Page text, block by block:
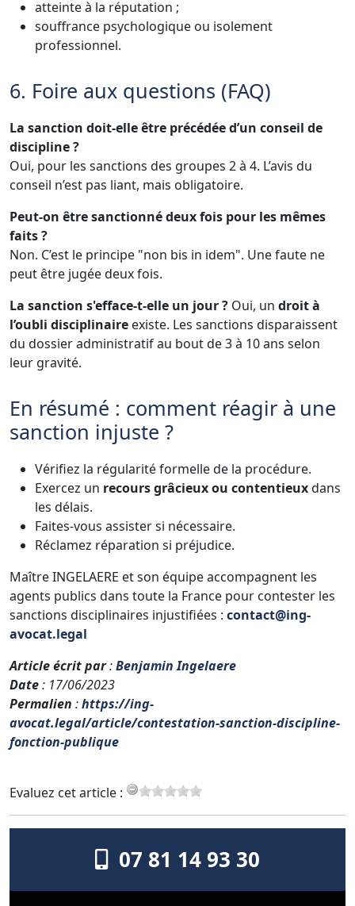
atteinte à la réputation ;
souffrance psychologique ou isolement
professionnel.
6. Foire aux questions (FAQ)
La sanction doit-elle être précédée d’un conseil de
discipline ?
Oui, pour les sanctions des groupes 2 à 4. L’avis du
conseil n’est pas liant, mais obligatoire.
Peut-on être sanctionné deux fois pour les mêmes
faits ?
Non. C’est le principe "non bis in idem". Une faute ne
peut être jugée deux fois.
La sanction s'efface-t-elle un jour ? Oui, un droit à
l’oubli disciplinaire existe. Les sanctions disparaissent
du dossier administratif au bout de 3 à 10 ans selon
leur gravité.
En résumé : comment réagir à une
sanction injuste ?
Vérifiez la régularité formelle de la procédure.
Exercez un recours grâcieux ou contentieuxdans
les délais.
Faites-vous assister si nécessaire.
Réclamez réparation si préjudice.
Maître INGELAERE et son équipe accompagnent les
agents publics dans toute la France pour contester les
sanctions disciplinaires injustifiées : contact@ing-
avocat.legal
Article écrit par:Benjamin Ingelaere
Date: 17/06/2023
Permalien :https://ing-
avocat.legal/article/contestation-sanction-discipline-
fonction-publique
Evaluez cet article :
07 81 14 93 30